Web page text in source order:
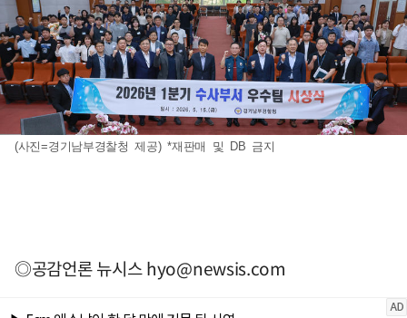
(사진=경기남부경찰청 제공) *재판매 및 DB 금지
◎공감언론 뉴시스hyo@newsis.com